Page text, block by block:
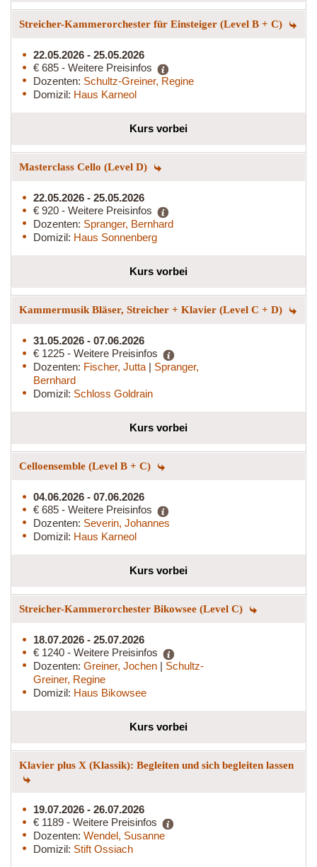
Streicher-Kammerorchester für Einsteiger (Level B + C)
22.05.2026 - 25.05.2026
€ 685 - Weitere Preisinfos
Dozenten: Schultz-Greiner, Regine
Domizil: Haus Karneol
Kurs vorbei
Masterclass Cello (Level D)
22.05.2026 - 25.05.2026
€ 920 - Weitere Preisinfos
Dozenten: Spranger, Bernhard
Domizil: Haus Sonnenberg
Kurs vorbei
Kammermusik Bläser, Streicher + Klavier (Level C + D)
31.05.2026 - 07.06.2026
€ 1225 - Weitere Preisinfos
Dozenten: Fischer, Jutta | Spranger,
Bernhard
Domizil: Schloss Goldrain
Kurs vorbei
Celloensemble (Level B + C)
04.06.2026 - 07.06.2026
€ 685 - Weitere Preisinfos
Dozenten: Severin, Johannes
Domizil: Haus Karneol
Kurs vorbei
Streicher-Kammerorchester Bikowsee (Level C)
18.07.2026 - 25.07.2026
€ 1240 - Weitere Preisinfos
Dozenten: Greiner, Jochen | Schultz-
Greiner, Regine
Domizil: Haus Bikowsee
Kurs vorbei
Klavier plus X (Klassik): Begleiten und sich begleiten lassen
19.07.2026 - 26.07.2026
€ 1189 - Weitere Preisinfos
Dozenten: Wendel, Susanne
Domizil: Stift Ossiach